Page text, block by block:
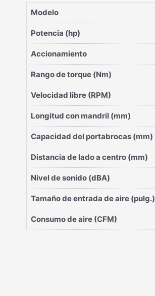
Modelo
Potencia (hp)
Accionamiento
Rango de torque (Nm)
Velocidad libre (RPM)
Longitud con mandril (mm)
Capacidad del portabrocas (mm)
Distancia de lado a centro (mm)
Nivel de sonido (dBA)
Tamaño de entrada de aire (pulg.)
Consumo de aire (CFM)